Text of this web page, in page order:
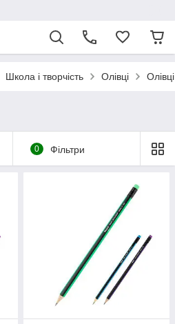
Школа і творчість Олівці
0 Фільтри